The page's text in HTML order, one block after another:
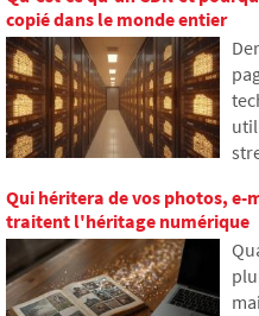
copié dans le monde entier
Qui héritera de vos photos, e-
traitent l'héritage numérique